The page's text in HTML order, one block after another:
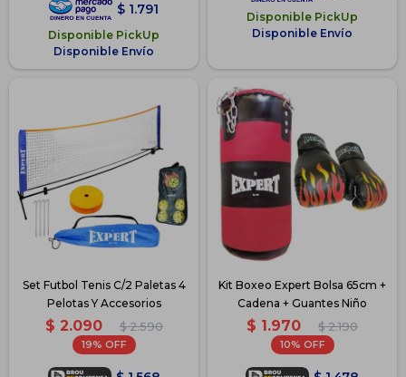
$ 1.791
Disponible PickUp
Disponible Envío
Disponible PickUp
Disponible Envío
Set Futbol Tenis C/2 Paletas 4
Pelotas Y Accesorios
$ 2.090 $ 2.590
19
Kit Boxeo Expert Bolsa 65cm +
Cadena + Guantes Niño
$ 1.970 $ 2.190
10